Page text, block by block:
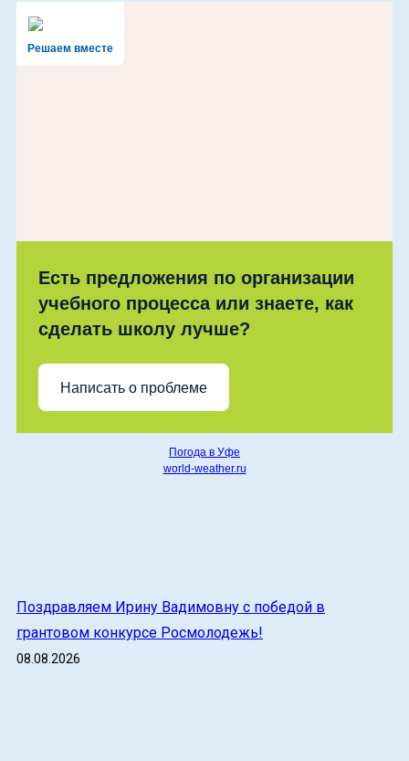
Решаем вместе
Есть предложения по организации
учебного процесса или знаете, как
сделать школу лучше?
Написать о проблеме
Погода в Уфе
world-weather.ru
Поздравляем Ирину Вадимовну с победой в
грантовом конкурсе Росмолодежь!
08.08.2026